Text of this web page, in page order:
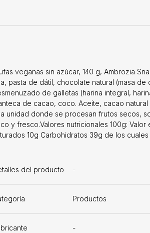
veganas sin azúcar, 140 g, Ambrozia
pasta de dátil, chocolate natural (masa
de galletas (harina integral,
de cacao, coco. Aceite, cacao
unidad donde se procesan frutos secos,
y fresco.Valores nutricionales 100g:
10g Carbohidratos 39g de los
del producto -
Productos
-